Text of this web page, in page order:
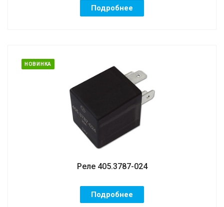
Подробнее
НОВИНКА
Реле 405.3787-024
Подробнее